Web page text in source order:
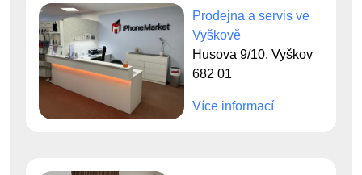
Prodejna a servis ve
Vyškově
Husova 9/10, Vyškov
682 01
Více informací